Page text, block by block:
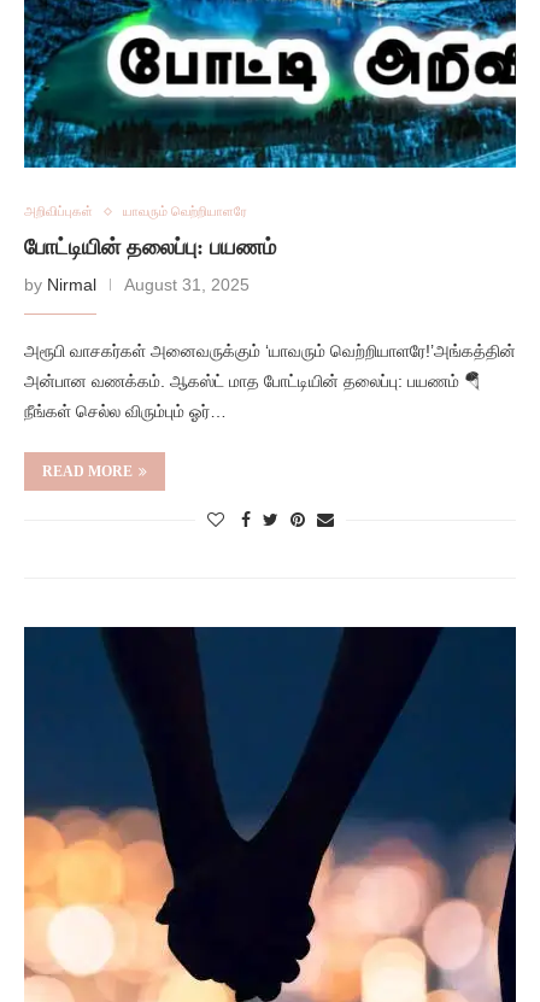
அறிவிப்புகள் யாவரும் வெற்றியாளரே
போட்டியின் தலைப்பு: பயணம்
by Nirmal August 31, 2025
அரூபி வாசகர்கள் அனைவருக்கும் ‘யாவரும் வெற்றியாளரே!’அங்கத்தின்
அன்பான வணக்கம். ஆகஸ்ட் மாத போட்டியின் தலைப்பு: பயணம் 🪂
நீங்கள் செல்ல விரும்பும் ஓர்…
READ MORE